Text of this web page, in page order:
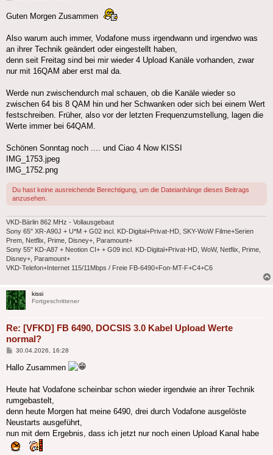
Guten Morgen Zusammen
Also warum auch immer, Vodafone muss irgendwann und irgendwo was
an ihrer Technik geändert oder eingestellt haben,
denn seit Freitag sind bei mir wieder 4 Upload Kanäle vorhanden, zwar
nur mit 16QAM aber erst mal da.
Werde nun zwischendurch mal schauen, ob die Kanäle wieder so
zwischen 64 bis 8 QAM hin und her Schwanken oder sich bei einem Wert
festschreiben. Früher, also vor der letzten Frequenzumstellung, lagen die
Werte immer bei 64QAM.
Schönen Sonntag noch .... und Ciao 4 Now KISSI
IMG_1753.jpeg
IMG_1752.png
Du hast keine ausreichende Berechtigung, um die Dateianhänge dieses Beitrags
anzusehen.
VKD-Bärlin 862 MHz - Vollausgebaut
Sony 65" XR-A90J + U*M + G02 incl. KD-Digital+Privat-HD, SKY-WoW Filme+Serien
Prem, Netflix, Prime, Disney+, Paramount+
Sony 55" KD-A87 + Neotion CI+ + G09 incl. KD-Digital+Privat-HD, WoW, Netflix, Prime,
Disney+, Paramount+
VKD-Telefon+Internet 115/11Mbps / Freie FB-6490+Fon-MT-F+C4+C6
kissi
Fortgeschrittener
Re: [VFKD] FB 6490, DOCSIS 3.0 Kabel Upload Werte
normal?
Beitrag
30.04.2026, 16:28
Hallo Zusammen
Heute hat Vodafone scheinbar schon wieder irgendwie an ihrer Technik
rumgebastelt,
denn heute Morgen hat meine 6490, drei durch Vodafone ausgelöste
Neustarts ausgeführt,
nun mit dem Ergebnis, dass ich jetzt nur noch einen Upload Kanal habe